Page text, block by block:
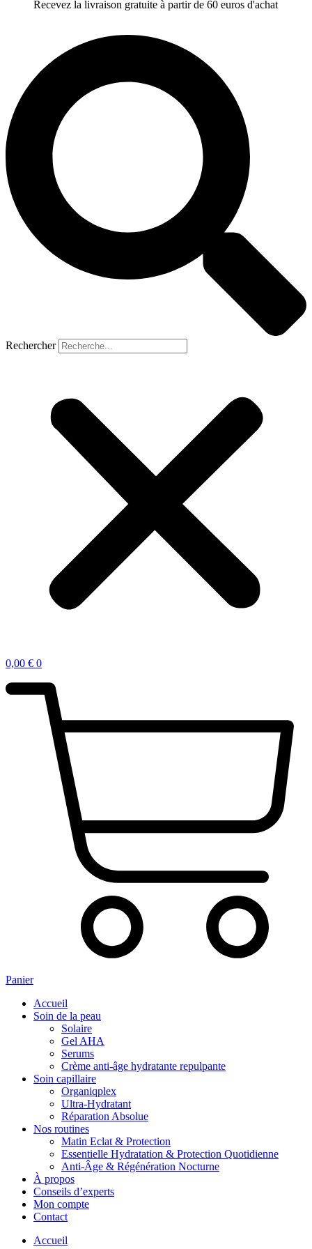
Recevez la livraison gratuite à partir de 60 euros d'achat
Rechercher
0,00 € 0
Panier
Accueil
Soin de la peau
Solaire
Gel AHA
Serums
Crème anti-âge hydratante repulpante
Soin capillaire
Organiqplex
Ultra-Hydratant
Réparation Absolue
Nos routines
Matin Eclat & Protection
Essentielle Hydratation & Protection Quotidienne
Anti‑Âge & Régénération Nocturne
À propos
Conseils d’experts
Mon compte
Contact
Accueil